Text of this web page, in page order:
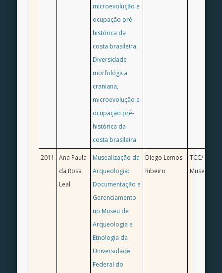
microevolução e
ocupação pré-
histórica da
costa brasileira.
Diversidade
morfológica
craniana,
microevolução e
ocupação pré-
histórica da
costa brasileira
2011
Ana Paula
da Rosa
Leal
Musealização da
Arqueologia:
Documentação e
Gerenciamento
no Museu de
Arqueologia e
Etnologia da
Universidade
Federal do
Diego Lemos
Ribeiro
TCC/